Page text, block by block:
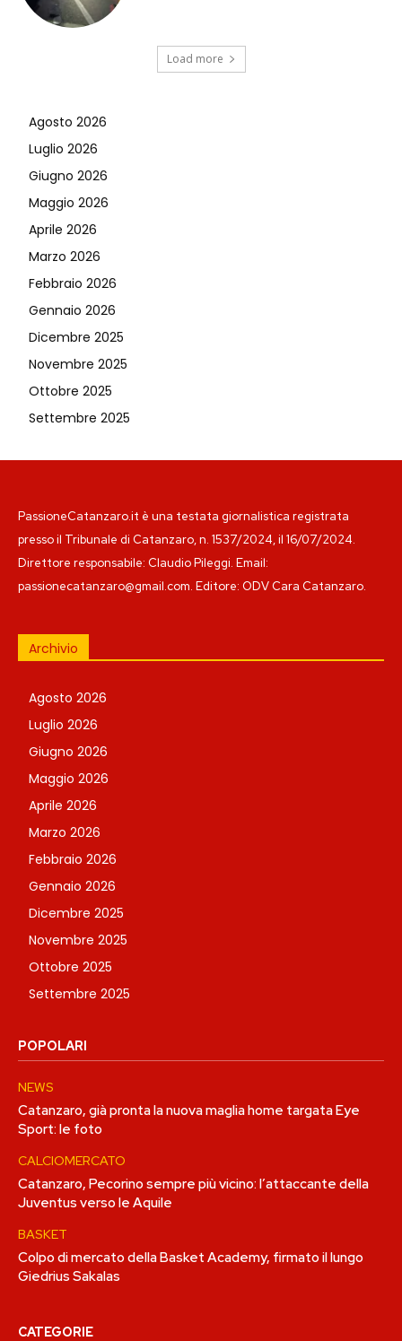
Load more
Agosto 2026
Luglio 2026
Giugno 2026
Maggio 2026
Aprile 2026
Marzo 2026
Febbraio 2026
Gennaio 2026
Dicembre 2025
Novembre 2025
Ottobre 2025
Settembre 2025
PassioneCatanzaro.it è una testata giornalistica registrata
presso il Tribunale di Catanzaro, n. 1537/2024, il 16/07/2024.
Direttore responsabile: Claudio Pileggi. Email:
passionecatanzaro@gmail.com. Editore: ODV Cara Catanzaro.
Archivio
Agosto 2026
Luglio 2026
Giugno 2026
Maggio 2026
Aprile 2026
Marzo 2026
Febbraio 2026
Gennaio 2026
Dicembre 2025
Novembre 2025
Ottobre 2025
Settembre 2025
POPOLARI
NEWS
Catanzaro, già pronta la nuova maglia home targata Eye
Sport: le foto
CALCIOMERCATO
Catanzaro, Pecorino sempre più vicino: l’attaccante della
Juventus verso le Aquile
BASKET
Colpo di mercato della Basket Academy, firmato il lungo
Giedrius Sakalas
CATEGORIE